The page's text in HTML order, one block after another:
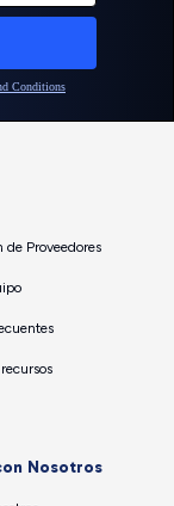
de Proveedores
Nosotros